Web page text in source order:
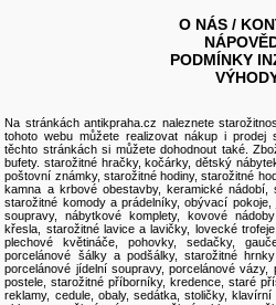
O NÁS /
PODMÍNKY
Na stránkách antikpraha.cz naleznete
tohoto webu můžete realizovat nákup i prodej
těchto stránkách si můžete dohodnout také.
bufety.starožitné hračky, kočárky,dětský
poštovní známky, starožitné hodiny, starožitné
kamna a krbové obestavby, keramické nádobí ,
starožitné komody a prádelníky,obývací pokoje,
soupravy,nábytkové komplety, kovové
křesla
starožitné lavice a lavičky, lovecké trofeje,
plechové květináče ,pohovky, sedačky,
porcelánové šálky a podšálky, starožitné
porcelánové jídelní soupravy,porcelánové vázy,
postele ,starožitné příborníky, kredence, staré
reklamy, cedule, obaly, sedátka, stoličky, klavírní